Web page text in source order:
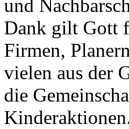
und
Dank gilt Gott
Firmen,
vielen aus der
die